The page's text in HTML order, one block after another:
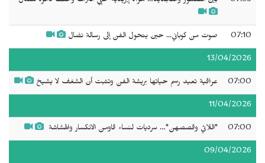
07:10 صوت من كوباني... حين يتحول الفن إلى رسالة نضال
13/04/2026
07:00 عراقية تعيد رسم حياتها بريشة الفن وتثبت أن الشغف لا يشيخ
11/04/2026
07:00 "‬اللائي وقصصهن‫"…‬ سرديات لنساء قاومن الانكسار والهشاشة ‬‬‬‬
09/04/2026